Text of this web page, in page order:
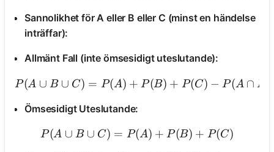
Sannolikhet för A eller B eller C (minst en händelse
inträffar):
Allmänt Fall (inte ömsesidigt uteslutande):
P(A
P(A ∪ B ∪ C) = P(A) + P(B) + P(C) − P(A ∩ B
Ömsesidigt Uteslutande:
P(A \cup B \cup C) =
P(A ∪ B ∪ C) = P(A) + P(B) + P(C)